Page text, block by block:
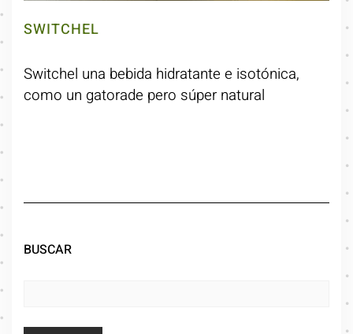
SWITCHEL
Switchel una bebida hidratante e isotónica,
como un gatorade pero súper natural
BUSCAR